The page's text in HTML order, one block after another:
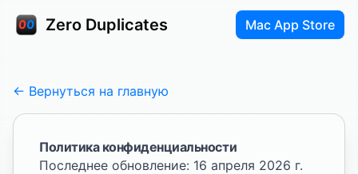
Zero Duplicates Mac App Store
← Вернуться на главную
Политика конфиденциальности
Последнее обновление: 16 апреля 2026 г.